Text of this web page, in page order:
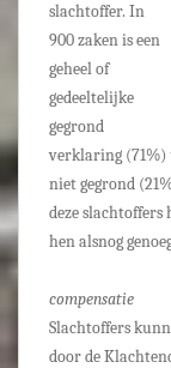
slachtoffer. In
900 zaken is een
geheel of
gedeeltelijke
gegrond
verklaring (71%)
niet gegrond
deze slachtoffers
hen alsnog
compensatie
Slachtoffers
door de